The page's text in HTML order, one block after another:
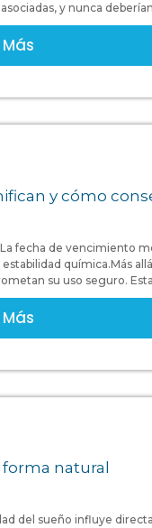
y nunca
y cómo
fecha de vencimiento
química.Más
su uso seguro.
natural
del sueño influye